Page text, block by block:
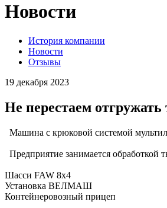
Новости
История компании
Новости
Отзывы
19 декабря 2023
Не перестаем отгружать
Машина с крюковой системой
Предприятие занимается
Шасси FAW 8x4
Установка ВЕЛМАШ
Контейнеровозный прицеп